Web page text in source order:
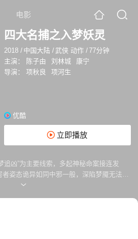
电影
四大名捕之入梦妖灵
2018 / 中国大陆 / 武侠 动作 /77分钟
主演：
陈子由 刘林城
康宁
导演：
项秋良 项河生
优酷
立即播放
追凶”为主要线索，多起神秘命案接连发
姿态诡异如同中邪一般，深陷梦魇无法苏
命追查此案。看似简单的案件背后却隐藏着